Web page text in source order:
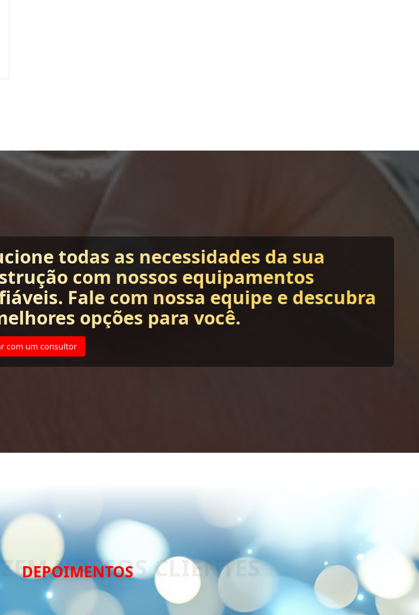
todas as necessidades da sua
com nossos equipamentos
Fale com nossa equipe e descubra
opções para você.
com um consultor
DEPOIMENTOS